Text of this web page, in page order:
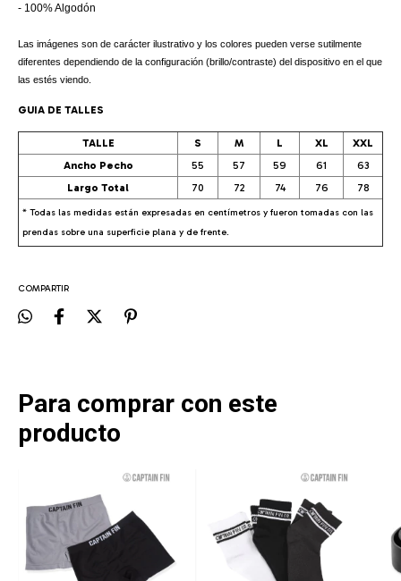
- 100% Algodón
Las imágenes son de carácter ilustrativo y los colores pueden verse sutilmente
diferentes dependiendo de la configuración (brillo/contraste) del dispositivo en el que
las estés viendo.
GUIA DE TALLES
TALLE S M L XL
XXL
Ancho Pecho
55 57 59 61
63
Largo Total
70 72 74 76 78
* Todas las medidas están expresadas en centímetros y fueron tomadas con las
prendas sobre una superficie plana y de frente.
COMPARTIR
Para comprar con este
producto